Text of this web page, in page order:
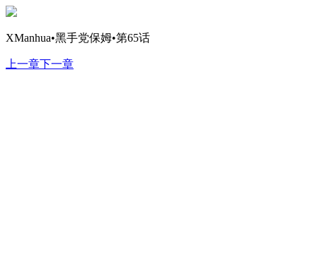
XManhua•黑手党保姆•第65话
上一章下一章